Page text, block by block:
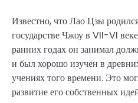
Известно, что Лао Цзы
государстве Чжоу в VII-VI
ранних годах он занимал
и был хорошо изучен в
учениях того времени. Это
развитие его собственных